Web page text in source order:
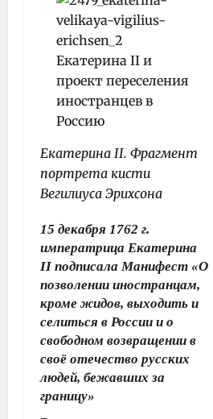
Екатерина II. Фрагмент
портрета кисти
Вегилиуса Эрихсона
15 декабря 1762 г.
императрица Екатерина
II подписала Манифест «О
позволении иностранцам,
кроме жидов, выходить и
селиться в России и о
свободном возвращении в
своё отечество русских
людей, бежавших за
границу»